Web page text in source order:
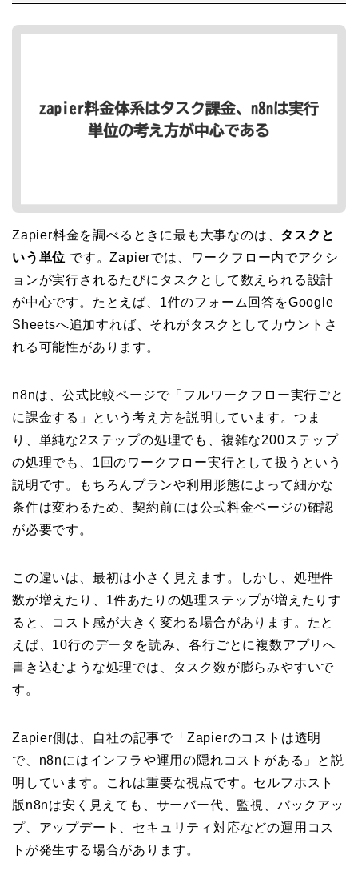
Zapier料金を調べるときに最も大事なのは、 タスクと
いう単位 です。Zapierでは、ワークフロー内でアクシ
ョンが実行されるたびにタスクとして数えられる設計
が中心です。たとえば、1件のフォーム回答をGoogle
Sheetsへ追加すれば、それがタスクとしてカウントさ
れる可能性があります。
n8nは、公式比較ページで「フルワークフロー実行ごと
に課金する」という考え方を説明しています。つま
り、単純な2ステップの処理でも、複雑な200ステップ
の処理でも、1回のワークフロー実行として扱うという
説明です。もちろんプランや利用形態によって細かな
条件は変わるため、契約前には公式料金ページの確認
が必要です。
この違いは、最初は小さく見えます。しかし、処理件
数が増えたり、1件あたりの処理ステップが増えたりす
ると、コスト感が大きく変わる場合があります。たと
えば、10行のデータを読み、各行ごとに複数アプリへ
書き込むような処理では、タスク数が膨らみやすいで
す。
Zapier側は、自社の記事で「Zapierのコストは透明
で、n8nにはインフラや運用の隠れコストがある」と説
明しています。これは重要な視点です。セルフホスト
版n8nは安く見えても、サーバー代、監視、バックアッ
プ、アップデート、セキュリティ対応などの運用コス
トが発生する場合があります。